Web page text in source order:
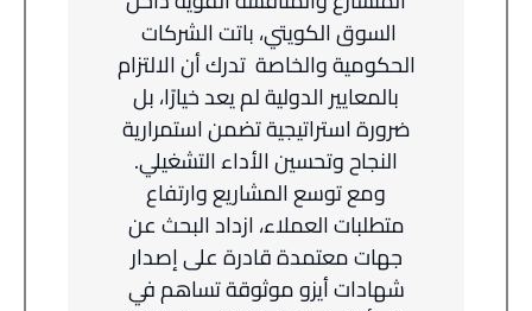
السوق الكويتي، باتت الشركات
الحكومية والخاصة تدرك أن الالتزام
بالمعايير الدولية لم يعد خيارًا، بل
ضرورة استراتيجية تضمن استمرارية
النجاح وتحسين الأداء التشغيلي.
ومع توسع المشاريع وارتفاع
متطلبات العملاء، ازداد البحث عن
جهات معتمدة قادرة على إصدار
شهادات أيزو موثوقة تساهم في